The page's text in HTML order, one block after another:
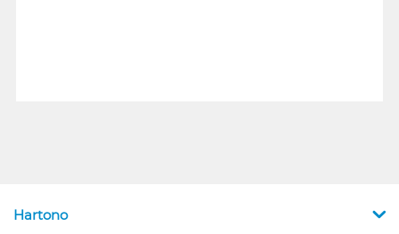
Hartono